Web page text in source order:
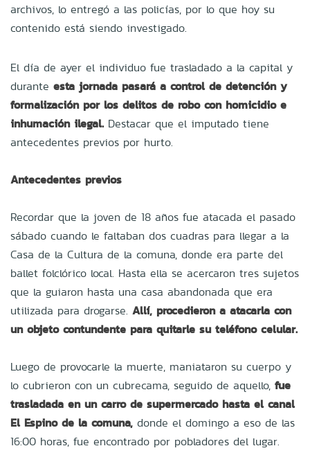
archivos, lo entregó a las policías, por lo que hoy su
contenido está siendo investigado.
El día de ayer el individuo fue trasladado a la capital y
durante esta jornada pasará a control de detención y
formalización por los delitos de robo con homicidio e
inhumación ilegal. Destacar que el imputado tiene
antecedentes previos por hurto.
Antecedentes previos
Recordar que la joven de 18 años fue atacada el pasado
sábado cuando le faltaban dos cuadras para llegar a la
Casa de la Cultura de la comuna, donde era parte del
ballet folclórico local. Hasta ella se acercaron tres sujetos
que la guiaron hasta una casa abandonada que era
utilizada para drogarse. Allí, procedieron a atacarla con
un objeto contundente para quitarle su teléfono celular.
Luego de provocarle la muerte, maniataron su cuerpo y
lo cubrieron con un cubrecama, seguido de aquello, fue
trasladada en un carro de supermercado hasta el canal
El Espino de la comuna, donde el domingo a eso de las
16:00 horas, fue encontrado por pobladores del lugar.